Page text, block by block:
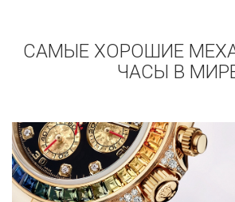
САМЫЕ ХОРОШИЕ
ЧАСЫ В